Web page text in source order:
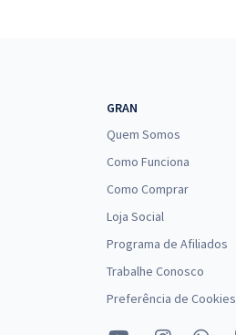
GRAN
Quem Somos
Como Funciona
Como Comprar
Loja Social
Programa de Afiliados
Trabalhe Conosco
Preferência de Cookies